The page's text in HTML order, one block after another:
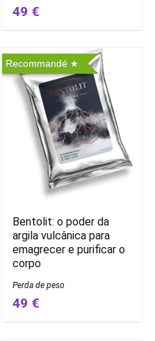
49 €
Recommandé
Bentolit: o poder da
argila vulcânica para
emagrecer e purificar o
corpo
Perda de peso
49 €